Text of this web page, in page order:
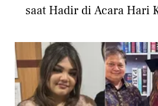
saat Hadir di Acara Hari